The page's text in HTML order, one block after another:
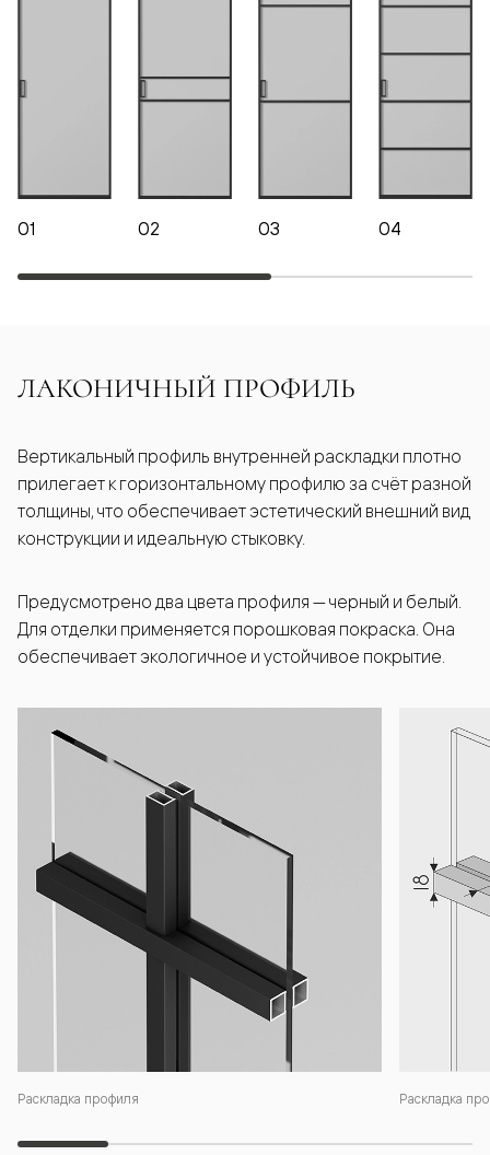
01 02 03 04
ЛАКОНИЧНЫЙ ПРОФИЛЬ
Раскладка профиля Раскладка
Вертикальный профиль внутренней раскладки плотно
прилегает к горизонтальному профилю за счёт разной
толщины, что обеспечивает эстетический внешний вид
конструкции и идеальную стыковку.
Предусмотрено два цвета профиля — черный и белый.
Для отделки применяется порошковая покраска. Она
обеспечивает экологичное и устойчивое покрытие.